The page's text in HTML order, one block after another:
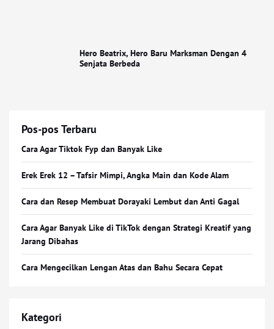
Hero Beatrix, Hero Baru Marksman Dengan 4
Senjata Berbeda
Pos-pos Terbaru
Cara Agar Tiktok Fyp dan Banyak Like
Erek Erek 12 – Tafsir Mimpi, Angka Main dan Kode Alam
Cara dan Resep Membuat Dorayaki Lembut dan Anti Gagal
Cara Agar Banyak Like di TikTok dengan Strategi Kreatif yang
Jarang Dibahas
Cara Mengecilkan Lengan Atas dan Bahu Secara Cepat
Kategori